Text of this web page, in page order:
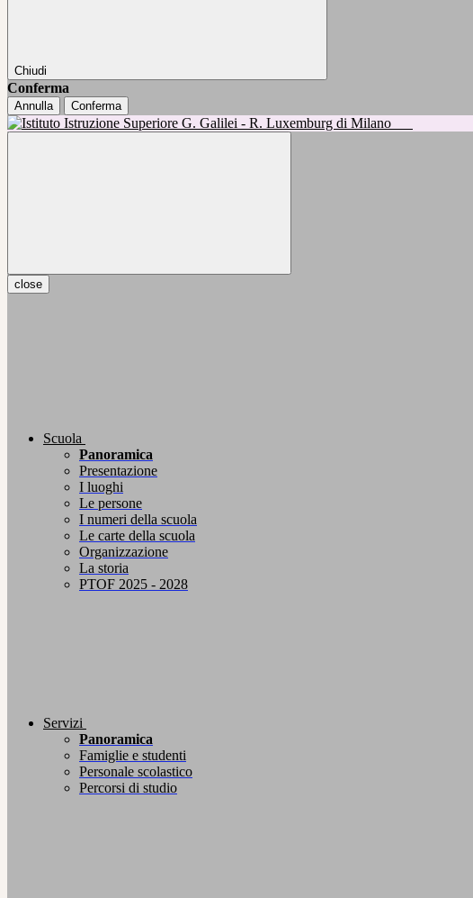
Chiudi
Conferma
Annulla Conferma
close
Scuola
Panoramica
Presentazione
I luoghi
Le persone
I numeri della scuola
Le carte della scuola
Organizzazione
La storia
PTOF 2025 - 2028
Servizi
Panoramica
Famiglie e studenti
Personale scolastico
Percorsi di studio